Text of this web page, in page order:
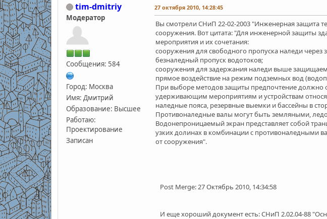
tim-dmitriy
Модератор
Сообщения: 584
Город: Москва
Имя: Дмитрий
Образование: Высшее
Работаю:
Проектирование
Записан
27 октября 2010, 14:28:45
Вы смотрели СНиП 22-02-2003 "Инженерная защита
сооружения. Вот цитата: "Для инженерной защиты
мероприятия и их сочетания:
сооружения для свободного пропуска наледи
безналедный пропуск водотоков;
сооружения для задержания наледи выше
прямое воздействие на режим подземных вод
При выборе методов защиты предпочтение должно
удерживающим мероприятиям и устройствам
наледные пояса, резервные выемки и бассейны в
Противоналедные валы могут быть земляными,
Водонепроницаемый экран представляет собой
узких долинах в комбинации с противоналедными
от сооружения".
Post Merge:27 Октябрь 2010, 14:34:58
И еще хороший документ есть: СНиП 2.02.04-88